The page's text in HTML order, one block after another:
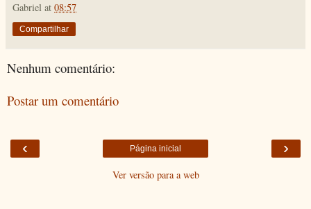
Gabriel at 08:57
Compartilhar
Nenhum comentário:
Postar um comentário
‹ ›
Página inicial
Ver versão para a web